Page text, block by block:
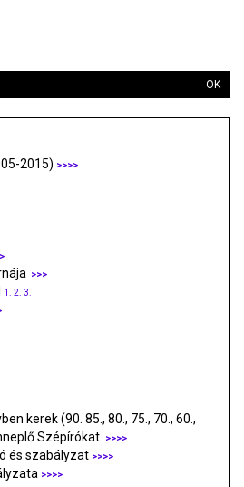
OK
2015) >>>>
>>>
1. 2. 3.
kerek (90. 85., 80., 75., 70., 60.,
Szépírókat
>>>>
és szabályzat >>>>
>>>>